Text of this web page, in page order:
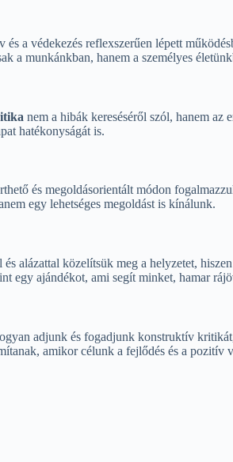
a védekezés reflexszerűen lépett
munkánkban, hanem a személyes
nem a hibák kereséséről szól, hanem az
hatékonyságát is.
és megoldásorientált módon
egy lehetséges megoldást is kínálunk.
alázattal közelítsük meg a helyzetet,
egy ajándékot, ami segít minket, hamar
adjunk és fogadjunk konstruktív
amikor célunk a fejlődés és a pozitív